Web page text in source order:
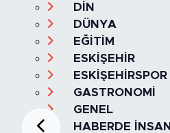
DİN
DÜNYA
EĞİTİM
ESKİŞEHİR
ESKİŞEHİRSPOR
GASTRONOMİ
GENEL
HABERDE İNSAN